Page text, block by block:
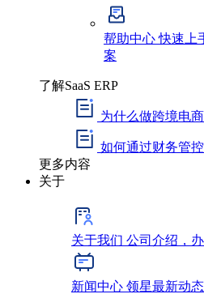
帮助中心快速上
案
了解SaaS ERP
为什么做跨境电
如何通过财务管
更多内容
关于
关于我们 公司介绍，
新闻中心 领星最新动态